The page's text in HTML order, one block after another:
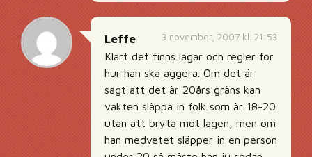
3 november, 2007 kl. 21:53
Leffe
Klart det finns lagar och regler för
hur han ska aggera. Om det är
sagt att det är 20års gräns kan
vakten släppa in folk som är 18-20
utan att bryta mot lagen, men om
han medvetet släpper in en person